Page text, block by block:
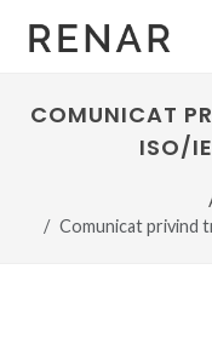
COMUNICAT
ISO/
Comunicat privind